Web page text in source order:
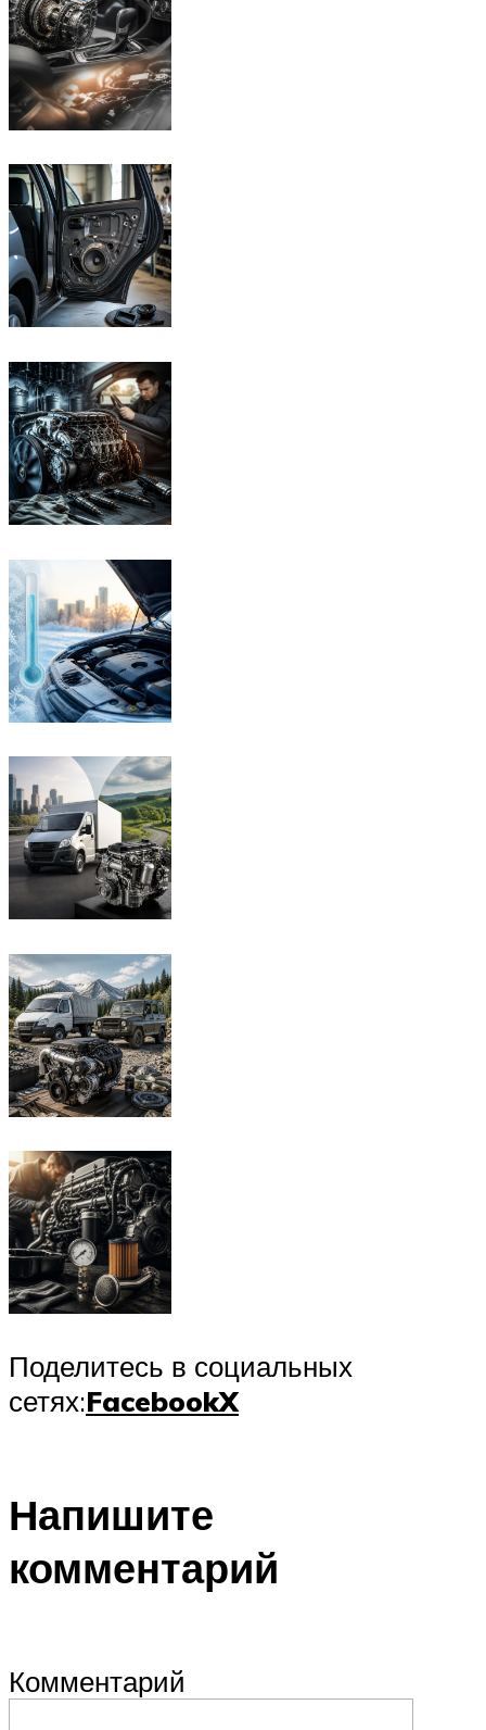
Поделитесь в социальных
сетях:FacebookX
Напишите
комментарий
Комментарий